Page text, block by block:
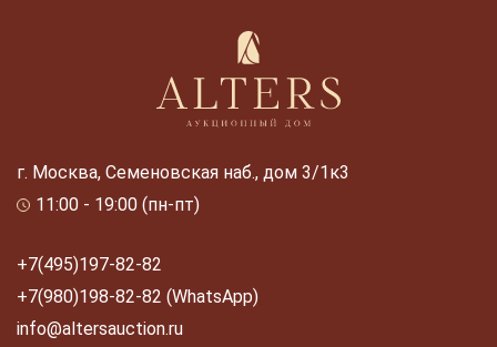
г. Москва, Семеновская наб., дом 3/1к3
11:00 - 19:00 (пн-пт)
+7(495)197-82-82
+7(980)198-82-82 (WhatsApp)
info@altersauction.ru